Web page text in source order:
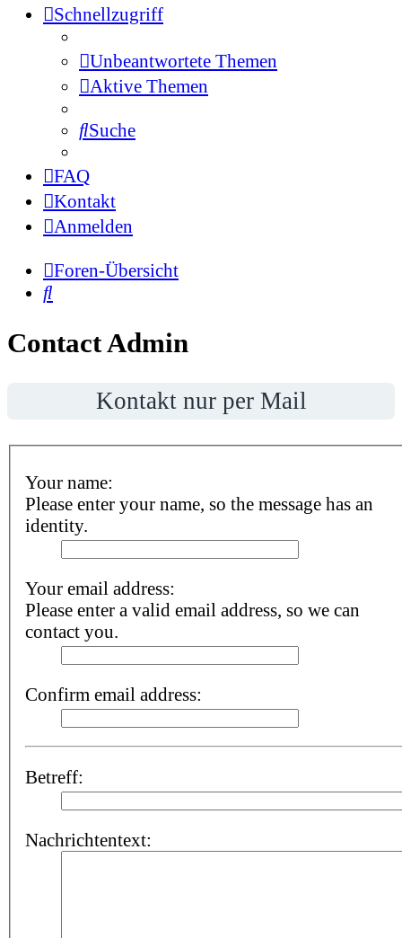
Schnellzugriff
Unbeantwortete Themen
Aktive Themen
Suche
FAQ
Kontakt
Anmelden
Foren-Übersicht
Contact Admin
Kontakt nur per Mail
Your name:
Please enter your name, so the message has an
identity.
Your email address:
Please enter a valid email address, so we can
contact you.
Confirm email address:
Betreff:
Nachrichtentext: